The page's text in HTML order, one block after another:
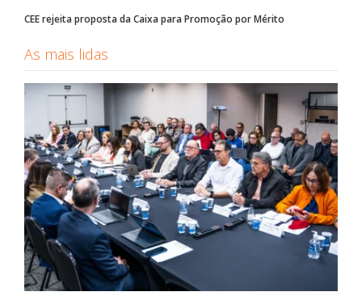
CEE rejeita proposta da Caixa para Promoção por Mérito
As mais lidas